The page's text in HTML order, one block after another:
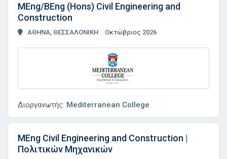
MEng/BEng (Hons) Civil Engineering and
Construction
ΑΘΗΝΑ, ΘΕΣΣΑΛΟΝΙΚΗ Οκτώβριος 2026
Διοργανωτής: Mediterranean College
MEng Civil Engineering and Construction |
Πολιτικών Μηχανικών